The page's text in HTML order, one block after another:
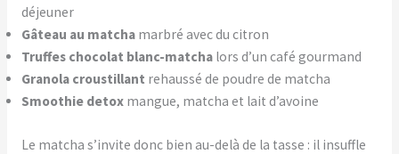
déjeuner
Gâteau au matchamarbré avec du citron
Truffes chocolat blanc-matchalors d’un café gourmand
Granola croustillant rehaussé de poudre de matcha
Smoothie detoxmangue, matcha et lait d’avoine
Le matcha s’invite donc bien au-delà de la tasse : il insuffle